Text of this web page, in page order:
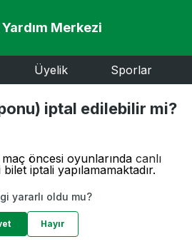
Merkezi
Üyelik Sporlar
iptal edilebilir mi?
öncesi oyunlarında canlı
iptali yapılamamaktadır.
yararlı oldu mu?
Hayır